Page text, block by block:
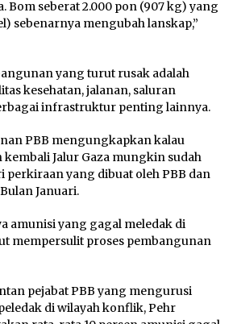
Bom seberat 2.000 pon (907 kg) yang
sebenarnya mengubah lanskap,”
yang turut rusak adalah
kesehatan, jalanan, saluran
infrastruktur penting lainnya.
PBB mengungkapkan kalau
Jalur Gaza mungkin sudah
perkiraan yang dibuat oleh PBB dan
Januari.
amunisi yang gagal meledak di
mempersulit proses pembangunan
pejabat PBB yang mengurusi
di wilayah konflik, Pehr